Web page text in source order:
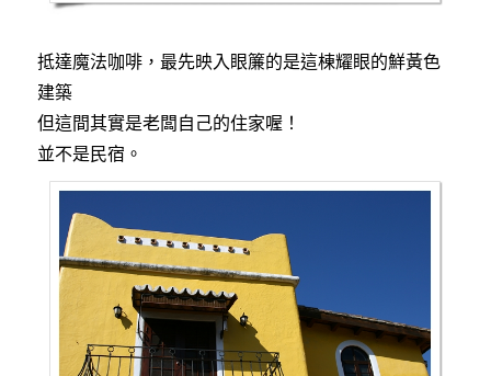
抵達魔法咖啡，最先映入眼簾的是這棟耀眼的鮮黃色
建築
但這間其實是老闆自己的住家喔！
並不是民宿。